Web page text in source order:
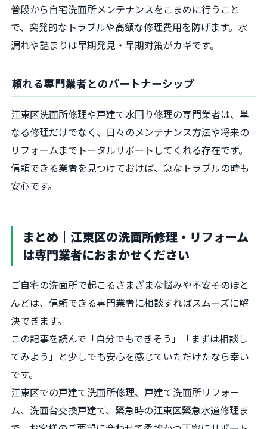
普段から自宅洗面所メンテナンスをこまめに行うこと
で、突発的なトラブルや高額な修理費用を防げます。水
漏れや詰まりは早期発見・早期対策がカギです。
頼れる専門業者とのパートナーシップ
江東区洗面所修理や戸建て水回り修理の専門業者は、単
なる修理だけでなく、日々のメンテナンス方法や将来の
リフォームまでトータルサポートしてくれる存在です。
信頼できる業者を見つけておけば、急なトラブルの時も
安心です。
まとめ｜江東区の洗面所修理・リフォーム
は専門業者におまかせください
ご自宅の洗面所で起こるさまざまな悩みや不安――そのほと
んどは、信頼できる専門業者に相談すればスムーズに解
決できます。
この記事を読んで「自分でもできそう」「まずは相談し
てみよう」と少しでも安心を感じていただけたなら幸い
です。
江東区での戸建て洗面所修理、戸建て洗面所リフォー
ム、洗面台交換戸建て、緊急時の江東区緊急水道修理ま